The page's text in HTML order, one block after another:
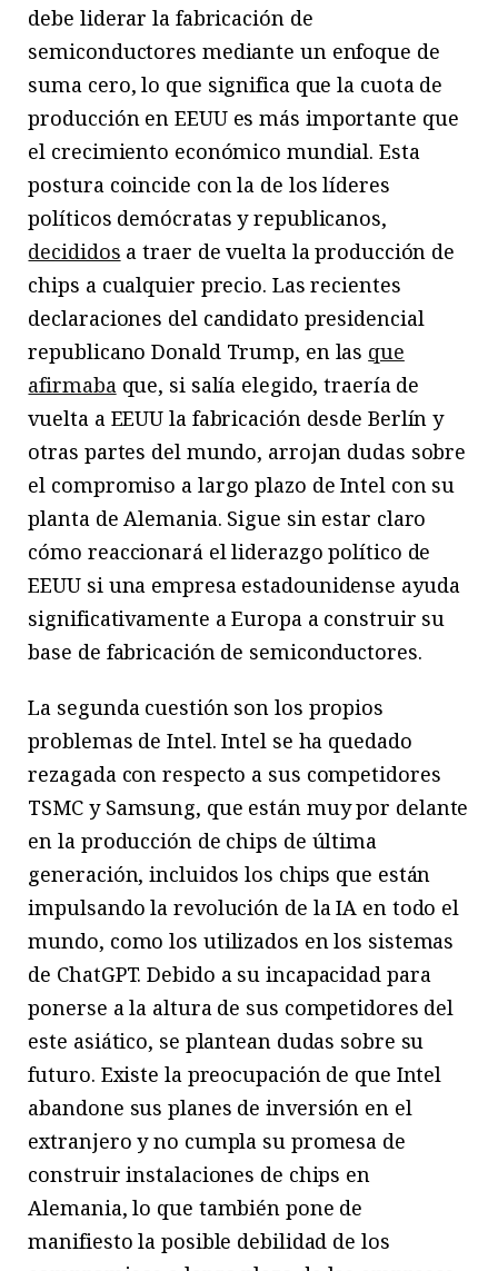
debe liderar la fabricación de
semiconductores mediante un enfoque de
suma cero, lo que significa que la cuota de
producción en EEUU es más importante que
el crecimiento económico mundial. Esta
postura coincide con la de los líderes
políticos demócratas y republicanos,
decididos a traer de vuelta la producción de
chips a cualquier precio. Las recientes
declaraciones del candidato presidencial
republicano Donald Trump, en las que
afirmabaque, si salía elegido, traería de
vuelta a EEUU la fabricación desde Berlín y
otras partes del mundo, arrojan dudas sobre
el compromiso a largo plazo de Intel con su
planta de Alemania. Sigue sin estar claro
cómo reaccionará el liderazgo político de
EEUU si una empresa estadounidense ayuda
significativamente a Europa a construir su
base de fabricación de semiconductores.
La segunda cuestión son los propios
problemas de Intel. Intel se ha quedado
rezagada con respecto a sus competidores
TSMC y Samsung, que están muy por delante
en la producción de chips de última
generación, incluidos los chips que están
impulsando la revolución de la IA en todo el
mundo, como los utilizados en los sistemas
de ChatGPT. Debido a su incapacidad para
ponerse a la altura de sus competidores del
este asiático, se plantean dudas sobre su
futuro. Existe la preocupación de que Intel
abandone sus planes de inversión en el
extranjero y no cumpla su promesa de
construir instalaciones de chips en
Alemania, lo que también pone de
manifiesto la posible debilidad de los